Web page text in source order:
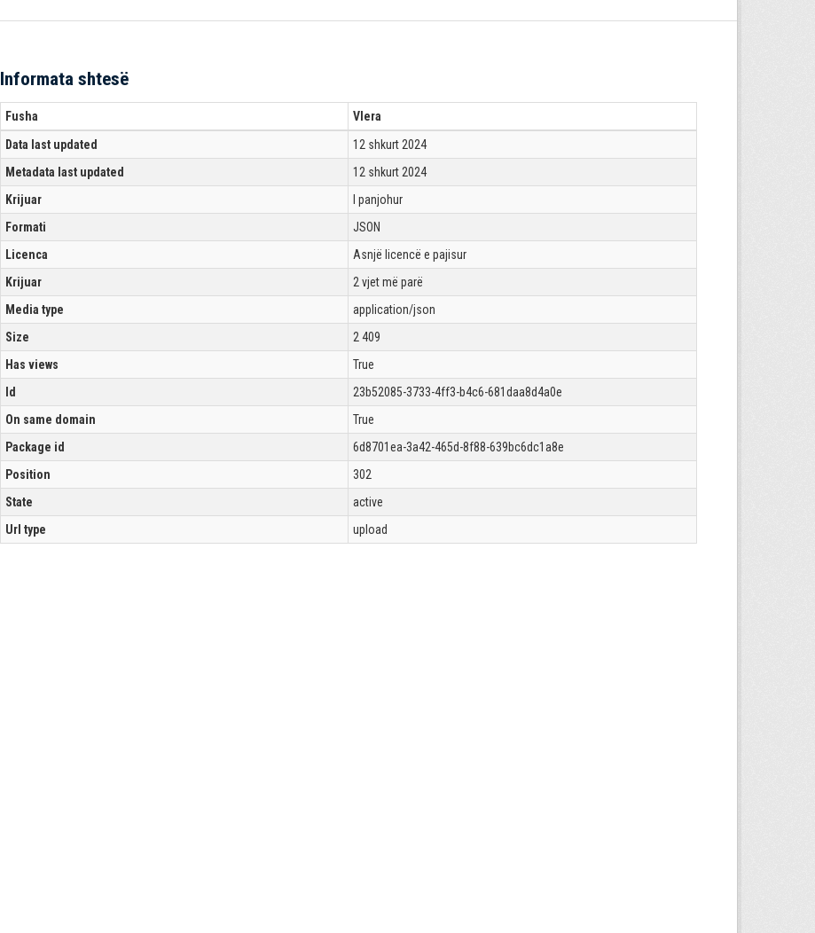
Informata shtesë
Fusha
Vlera
Data last updated
12 shkurt 2024
Metadata last updated
12 shkurt 2024
Krijuar
I panjohur
Formati
JSON
Licenca
Asnjë licencë e pajisur
Krijuar
2 vjet më parë
Media type
application/json
Size
2 409
Has views
True
Id
23b52085-3733-4ff3-b4c6-681daa8d4a0e
On same domain
True
Package id
6d8701ea-3a42-465d-8f88-639bc6dc1a8e
Position
302
State
active
Url type
upload